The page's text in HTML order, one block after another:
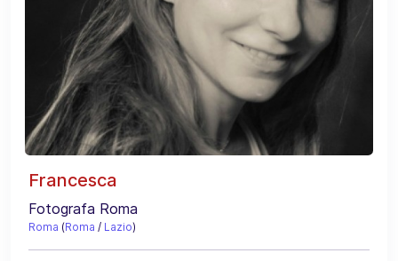
Francesca
Fotografa Roma
Roma (Roma / Lazio)